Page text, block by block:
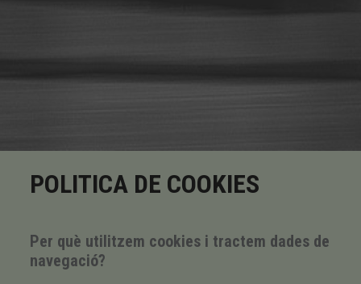
POLITICA DE COOKIES
Per què utilitzem cookies i tractem dades de
navegació?